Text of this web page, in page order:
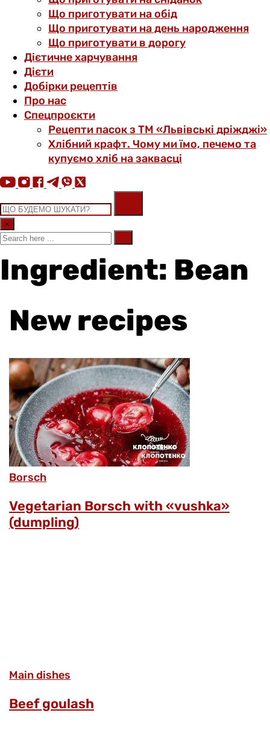
Що приготувати на обід
Що приготувати на день народження
Що приготувати в дорогу
Дієтичне харчування
Дієти
Добірки рецептів
Про нас
Спецпроєкти
Рецепти пасок з ТМ «Львівські дріжджі»
Хлібний крафт. Чому ми їмо, печемо та
купуємо хліб на заквасці
×
Ingredient: Bean
New recipes
Borsch
Vegetarian Borsch with «vushka»
(dumpling)
Main dishes
Beef goulash